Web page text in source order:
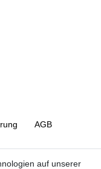
AGB
auf unserer